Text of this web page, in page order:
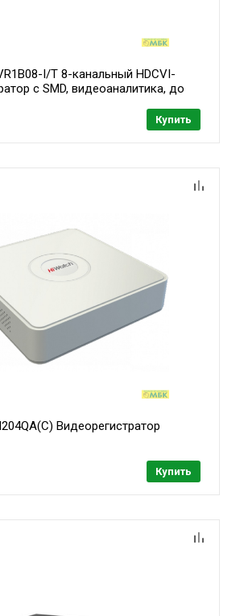
I/T 8-канальный HDCVI-
c SMD, видеоаналитика, до
Купить
Видеорегистратор
Купить